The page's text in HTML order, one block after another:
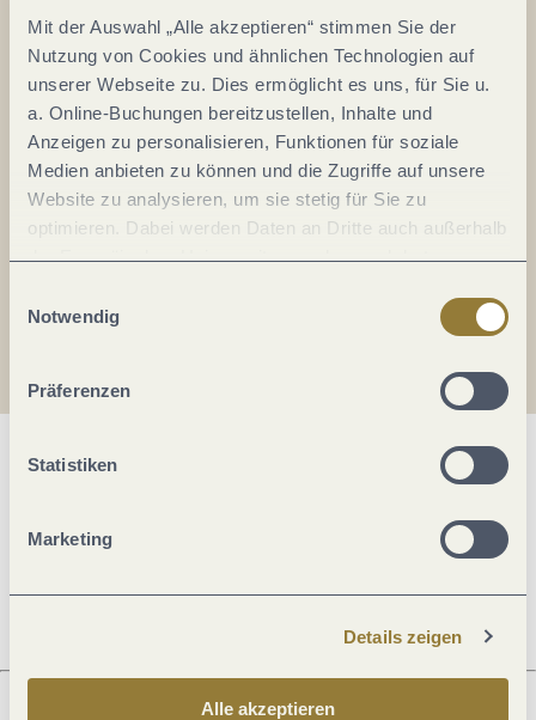
Mit der Auswahl „Alle akzeptieren“ stimmen Sie der
Nutzung von Cookies und ähnlichen Technologien auf
unserer Webseite zu. Dies ermöglicht es uns, für Sie u.
a. Online-Buchungen bereitzustellen, Inhalte und
Anzeigen zu personalisieren, Funktionen für soziale
Medien anbieten zu können und die Zugriffe auf unsere
Website zu analysieren, um sie stetig für Sie zu
optimieren. Dabei werden Daten an Dritte auch außerhalb
der Europäischen Union weitergegeben und dort
jederzeit widerrufen werden. Mit der Auswahl "Alle
ablehnen" kann es zu Beeinträchtigungen in der Nutzung
Notwendig
Präferenzen
Statistiken
Marketing
Details zeigen
Alle akzeptieren
Allgemeine Informationen